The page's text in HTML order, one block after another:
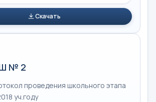
Скачать
№ 2
проведения школьного этапа
уч.году